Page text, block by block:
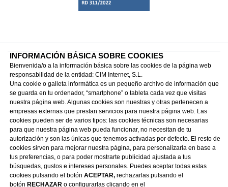
902 254 151
info@cim.es
Enviar Formulario
© CIM Internet 2020 | Aviso legal
Política de Cookies
Política de Protección de Datos
Política de Seguridad de la Información | Política de IA
INFORMACIÓN BÁSICA SOBRE COOKIES
Bienvenida/o a la información básica sobre las cookies de la página web
responsabilidad de la entidad: CIM Internet, S.L.
Una cookie o galleta informática es un pequeño archivo de información que
se guarda en tu ordenador, “smartphone” o tableta cada vez que visitas
nuestra página web. Algunas cookies son nuestras y otras pertenecen a
empresas externas que prestan servicios para nuestra página web. Las
cookies pueden ser de varios tipos: las cookies técnicas son necesarias
para que nuestra página web pueda funcionar, no necesitan de tu
autorización y son las únicas que tenemos activadas por defecto. El resto de
cookies sirven para mejorar nuestra página, para personalizarla en base a
tus preferencias, o para poder mostrarte publicidad ajustada a tus
búsquedas, gustos e intereses personales. Puedes aceptar todas estas
cookies pulsando el botón ACEPTAR, rechazarlas pulsando el
botón RECHAZAR o configurarlas clicando en el